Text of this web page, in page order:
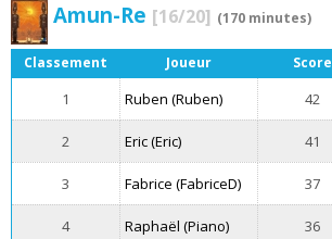
Amun-Re [16/20] (170 minutes)
Classement Joueur Score
1 Ruben (Ruben) 42
2 Eric (Eric) 41
3 Fabrice (FabriceD) 37
4 Raphaël (Piano) 36